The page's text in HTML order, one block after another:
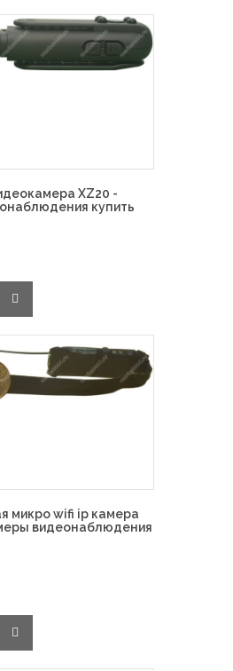
XZ20 -
купить
микро wifi ip камера
видеонаблюдения